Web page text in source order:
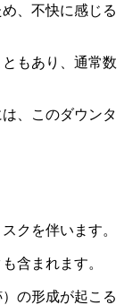
、不快に感じる
もあり、通常数
、このダウンタ
クを伴います。
含まれます。
の形成が起こる